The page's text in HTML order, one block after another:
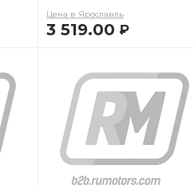
Цена в Ярославль
3 519.00 Р